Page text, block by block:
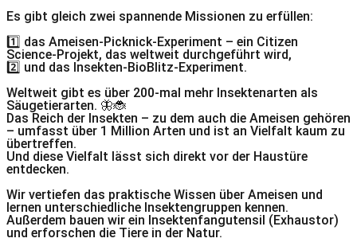
Es gibt gleich zwei spannende Missionen zu erfüllen:
1️⃣ das Ameisen-Picknick-Experiment – ein Citizen
Science-Projekt, das weltweit durchgeführt wird,
2️⃣ und das Insekten-BioBlitz-Experiment.
Weltweit gibt es über 200-mal mehr Insektenarten als
Säugetierarten. 🦋🐞
Das Reich der Insekten – zu dem auch die Ameisen gehören
– umfasst über 1 Million Arten und ist an Vielfalt kaum zu
übertreffen.
Und diese Vielfalt lässt sich direkt vor der Haustüre
entdecken.
Wir vertiefen das praktische Wissen über Ameisen und
lernen unterschiedliche Insektengruppen kennen.
Außerdem bauen wir ein Insektenfangutensil (Exhaustor)
und erforschen die Tiere in der Natur.